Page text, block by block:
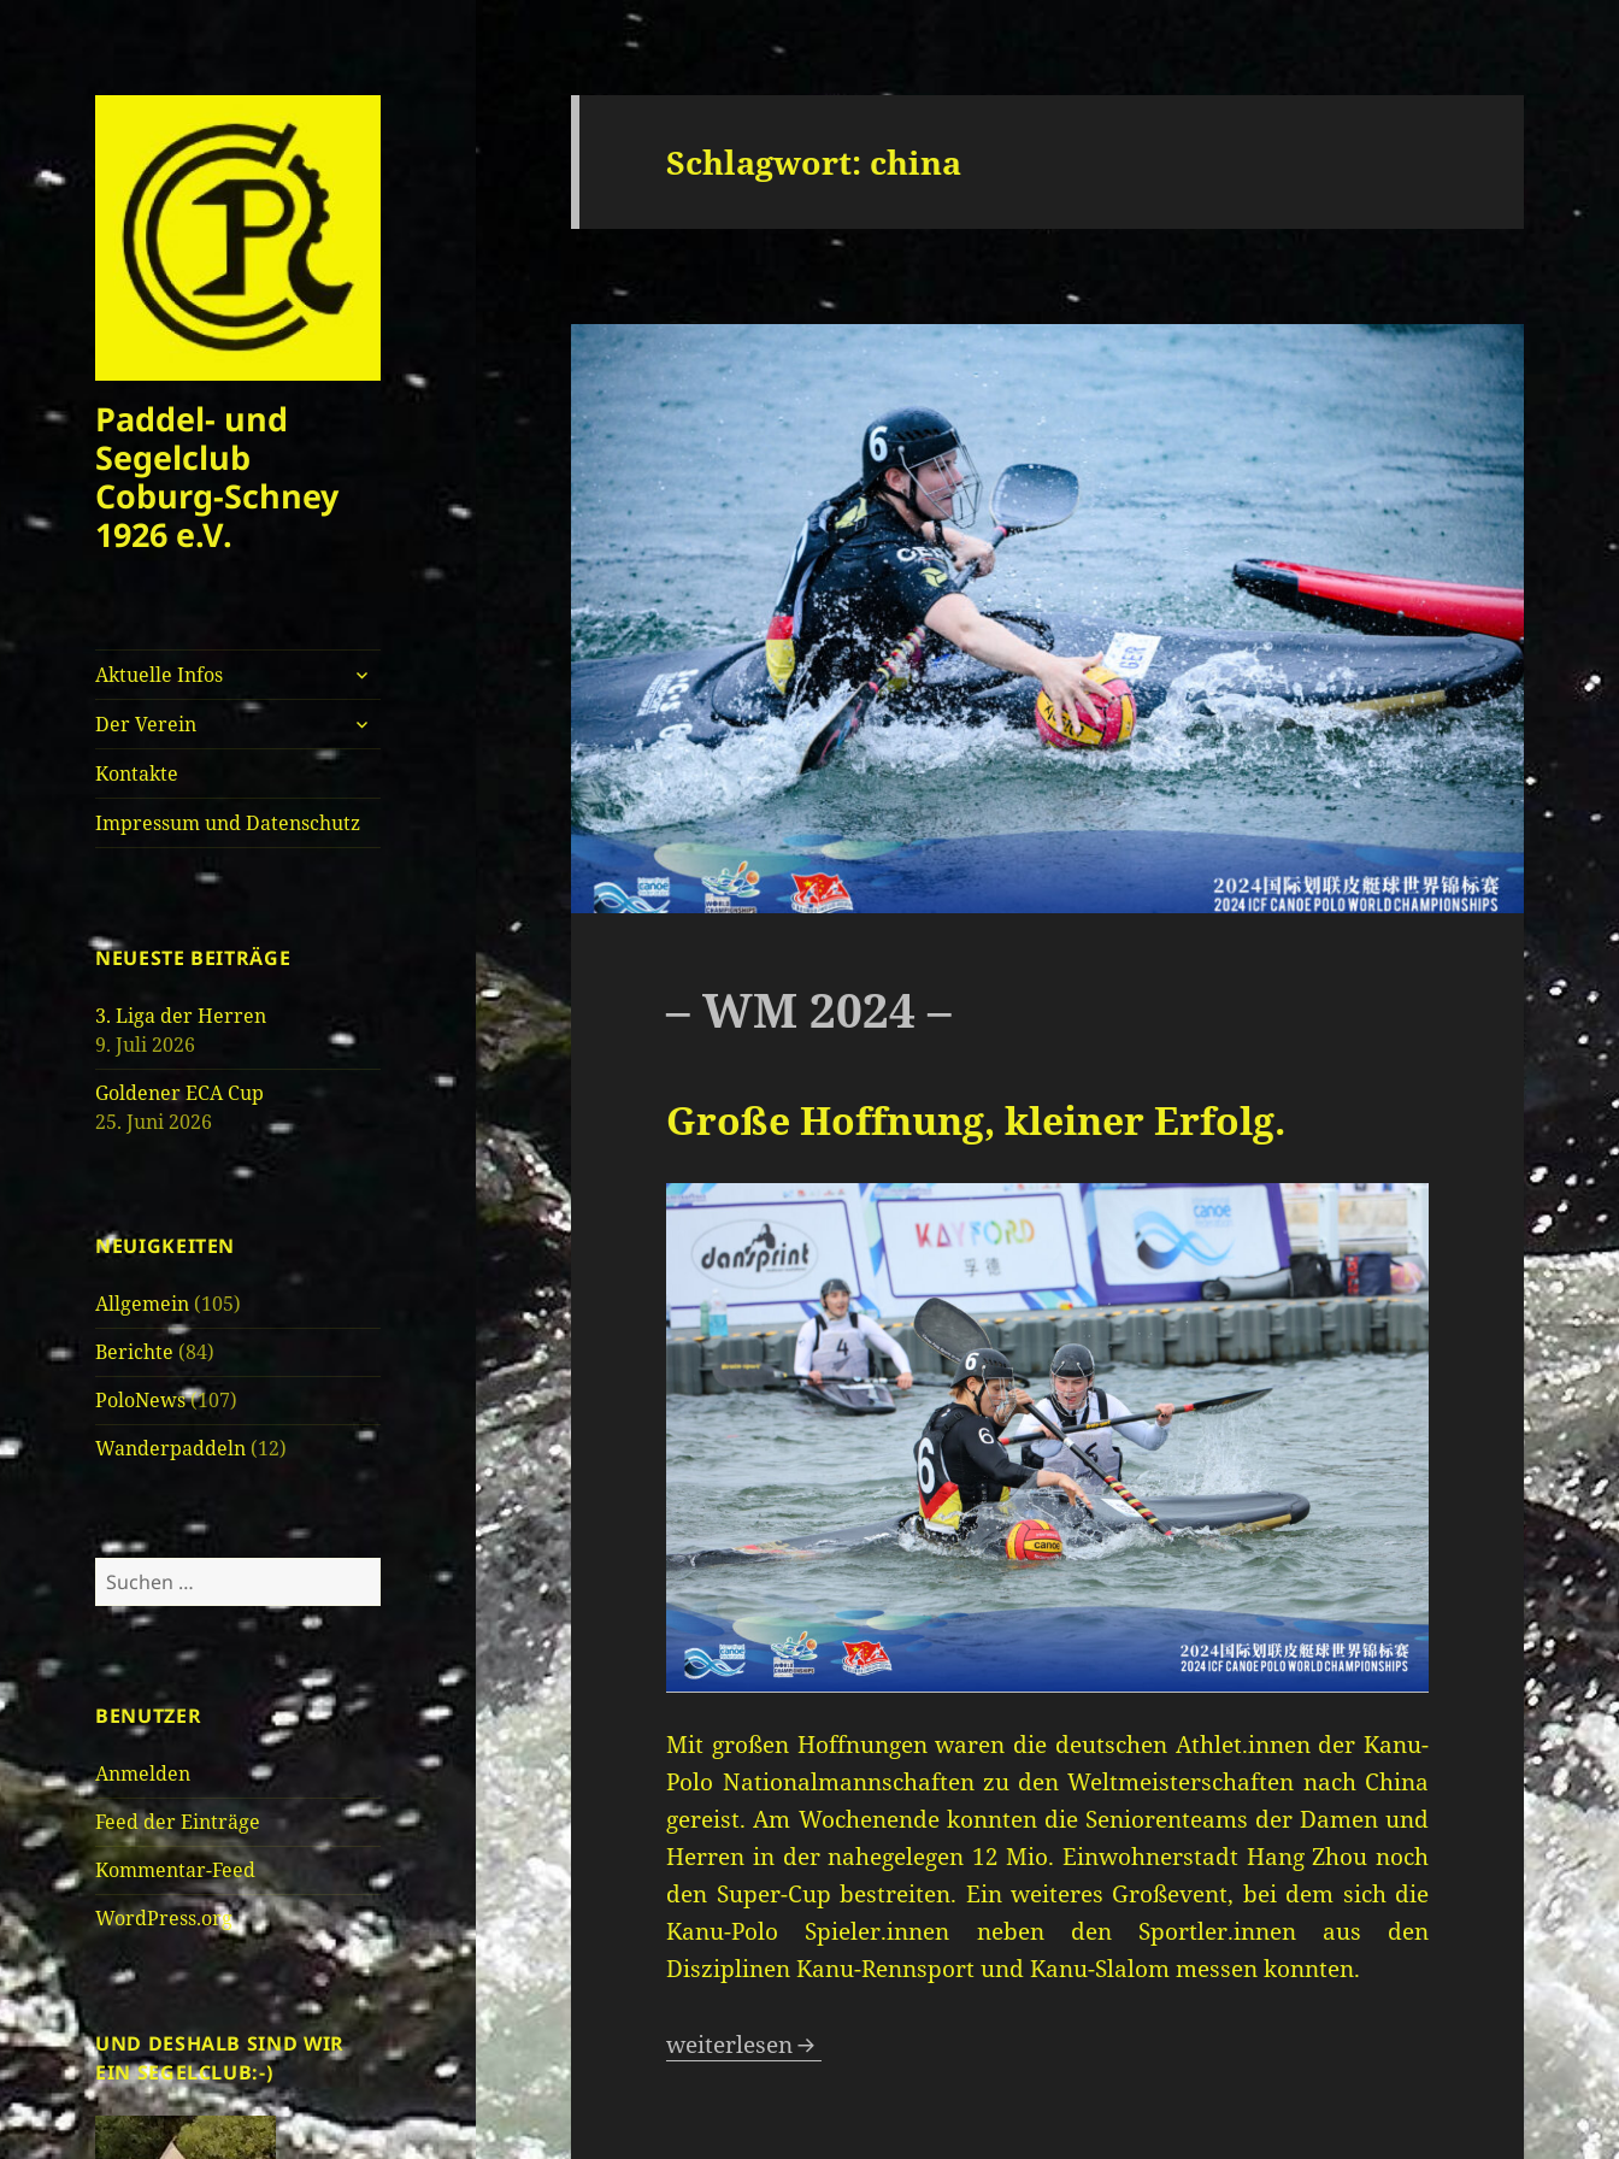
Paddel- und
Segelclub
Coburg-Schney
1926 e.V.
Aktuelle Infos
untermenü
öffnen
Der Verein
untermenü
öffnen
Kontakte
Impressum und Datenschutz
NEUESTE BEITRÄGE
3. Liga der Herren
9. Juli 2026
Goldener ECA Cup
25. Juni 2026
NEUIGKEITEN
Allgemein (105)
Berichte (84)
PoloNews(107)
Wanderpaddeln (12)
Suche
nach:
BENUTZER
Anmelden
Feed der Einträge
Kommentar-Feed
WordPress.org
UND DESHALB SIND WIR
EIN SEGELCLUB:-)
Schlagwort: china
– WM 2024 –
Große Hoffnung, kleiner Erfolg.
Mit großen Hoffnungen waren die deutschen Athlet.innender Kanu-
Polo Nationalmannschaften zu den Weltmeisterschaften nach China
gereist. Am Wochenende konnten die Seniorenteams der Damen und
Herren in der nahegelegen 12Mio.Einwohnerstadt Hang Zhou noch
den Super-Cup bestreiten. Ein weiteres Großevent, bei dem sich die
Kanu-Polo Spieler.innen neben den Sportler.innenaus den
Disziplinen Kanu-Rennsport und Kanu-Slalom messen konnten.
– WM 2024 –
weiterlesen